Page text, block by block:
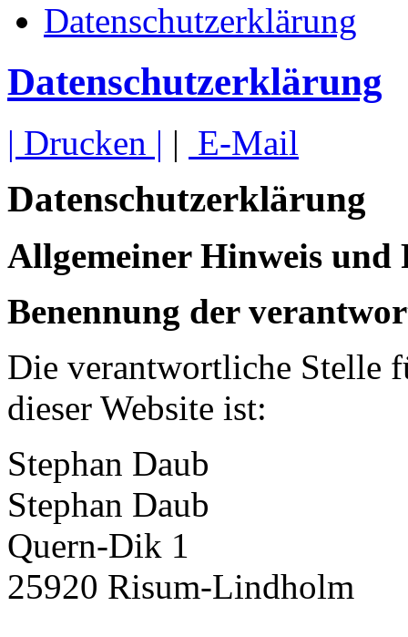
Datenschutzerklärung
Datenschutzerklärung
| Drucken | | E-Mail
Datenschutzerklärung
Allgemeiner Hinweis
Benennung der
Die verantwortliche Stelle
dieser Website ist:
Stephan Daub
Stephan Daub
Quern-Dik 1
25920 Risum-Lindholm